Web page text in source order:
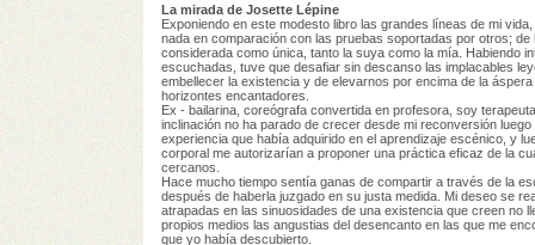
La mirada de Josette Lépine
Exponiendo en este modesto libro las grandes líneas de mi
nada en comparación con las pruebas soportadas por otros;
considerada como única, tanto la suya como la mía. Habiendo
escuchadas, tuve que desafiar sin descanso las implacables
embellecer la existencia y de elevarnos por encima de la
horizontes encantadores.
Ex - bailarina, coreógrafa convertida en profesora, soy
inclinación no ha parado de crecer desde mi reconversión
experiencia que había adquirido en el aprendizaje escénico, y
corporal me autorizarían a proponer una práctica eficaz de la
cercanos.
Hace mucho tiempo sentía ganas de compartir a través de la
después de haberla juzgado en su justa medida. Mi deseo se
atrapadas en las sinuosidades de una existencia que creen no
propios medios las angustias del desencanto en las que me
que yo había descubierto.